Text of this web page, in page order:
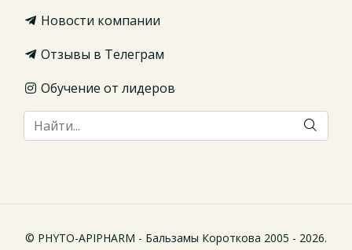
Новости компании
Отзывы в Телеграм
Обучение от лидеров
© PHYTO-APIPHARM - Бальзамы Короткова 2005 - 2026.